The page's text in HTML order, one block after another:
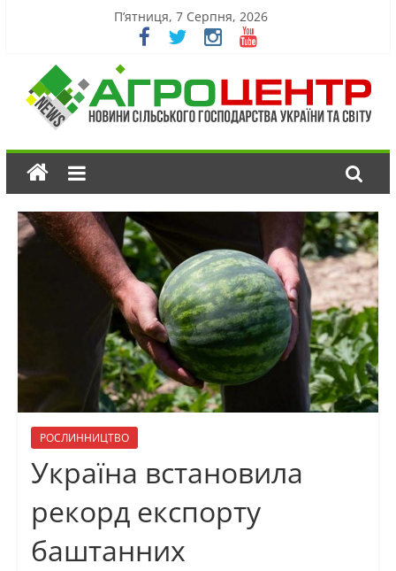
П’ятниця, 7 Серпня, 2026
РОСЛИННИЦТВО
Україна встановила
рекорд експорту
баштанних